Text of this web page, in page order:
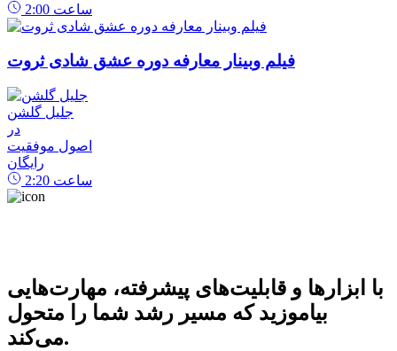
2:00 ساعت
فیلم وبینار معارفه دوره عشق شادی ثروت
جلیل گلشن
در
اصول موفقیت
رایگان
2:20 ساعت
با ابزارها و قابلیت‌های پیشرفته، مهارت‌هایی
بیاموزید که مسیر رشد شما را متحول
می‌کند.